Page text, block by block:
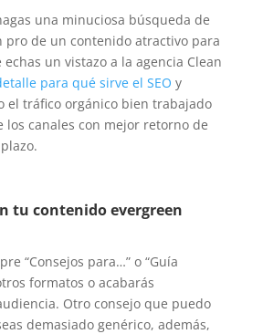
una minuciosa búsqueda de
pro de un contenido atractivo para
un vistazo a la agencia Clean
para qué sirve el SEO y
el tráfico orgánico bien trabajado
los canales con mejor retorno de
tu contenido evergreen
“Consejos para…” o “Guía
formatos o acabarás
Otro consejo que puedo
demasiado genérico, además,